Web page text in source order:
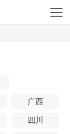
广西
四川